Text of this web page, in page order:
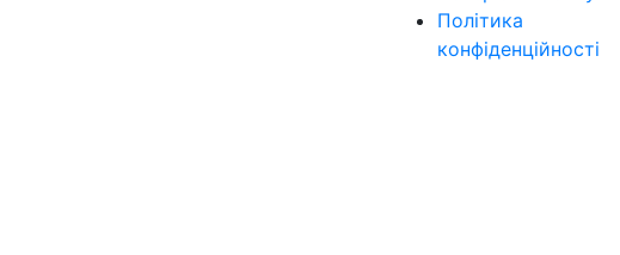
Політика
конфіденційності